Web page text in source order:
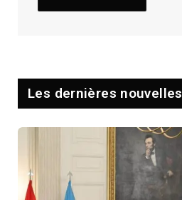
Les dernières nouvelles